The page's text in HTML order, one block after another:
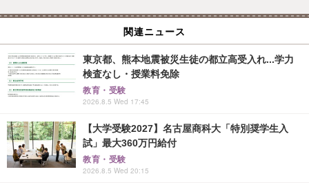
関連ニュース
東京都、熊本地震被災生徒の都立高受入れ...学力
検査なし・授業料免除
教育・受験
2026.8.5 Wed 17:45
【大学受験2027】名古屋商科大「特別奨学生入
試」最大360万円給付
教育・受験
2026.8.5 Wed 20:15